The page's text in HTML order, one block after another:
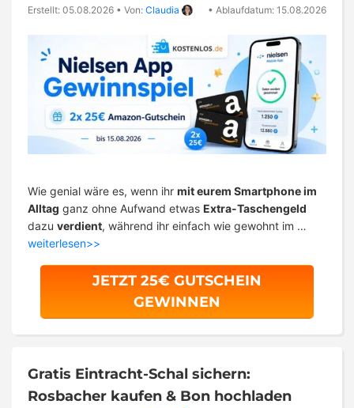
Erstellt: 05.08.2026 • Von: Claudia • Ablaufdatum: 15.08.2026
Wie genial wäre es, wenn ihr mit eurem Smartphone im
Alltag ganz ohne Aufwand etwas Extra-Taschengeld
dazu verdient, während ihr einfach wie gewohnt im …
weiterlesen>>
JETZT 25€ GUTSCHEIN
GEWINNEN
Gratis Eintracht-Schal sichern:
Rosbacher kaufen & Bon hochladen